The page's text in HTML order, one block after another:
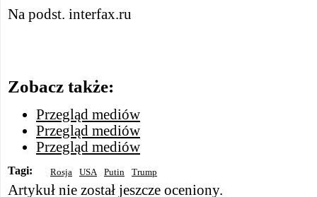
Na podst. interfax.ru
Zobacz także:
Przegląd mediów
Przegląd mediów
Przegląd mediów
Tagi: Rosja USA Putin Trump
Artykuł nie został jeszcze oceniony.